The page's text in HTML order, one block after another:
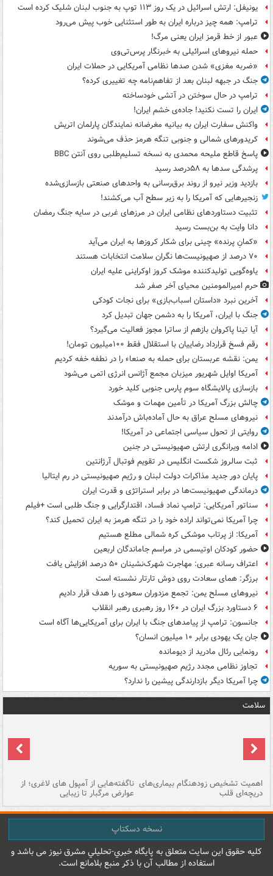
یونیفل: ارتش اسرائیل در یک روز ۱۱۳ توپ به جنوب لبنان شلیک کرده است
ترامپ: همه چیز درباره ایران به طور استثنایی خوب پیش می‌رود
عبور از خط قرمز ایران یعنی مرگ!
حمله نیروهای اسرائیلی به خبرنگار پرس‌تی‌وی
«ضربه مغزی» شدن صدها نظامی آمریکایی در حملات ایران
جنگ در جبهه لبنان بعد از تفاهم‌نامه چه تغییری کرده؟
ترامپ در حال سوختن در آتشی خودساخته
ایران را تست نکنید! جاده‌ی خشم ایران!
واکنش سفارت ایران به بیانیه مغرضانه نمایندگان پارلمان اتریش
کریدورهای شمالی و جنوبی تنگه هرمز حذف می‌شوند
پاسخ قاطع ملیحه محمدی به نسخه تسلیم‌طلبی روی آنتن BBC
پرشدگی سدها به ۵۸درصد رسید
بازدید وزیر نیرو از روند برق‌رسانی به واحدهای صنعتی بازسازی‌شده
زنجیرهایی که آمریکا را به زیر سطح آب می‌کشند!
تثبیت دستاوردهای نظامی ایران در مرزهای غربی در سایه جنگ رمضان
دانا وایت به بن‌بست رسید
«کمانِ پرنده» چینی برای شکار کروزها به ایران می‌آید
۷۰ درصد از صهیونیست‌ها نگران سلامت انتخابات هستند
یاوه‌گویی تولیدکننده موشک کروز اوکراینی علیه ایران
حرم امیرالمومنین محیای آخر صفر شد
آخرین نبرد «داستان اسباب‌بازی» برای نجات کودکی
جنگ با ایران، آمریکا را به دشمن جهان تبدیل کرد
آیا تینا پاکروان بازهم از ساترا مجوز فعالیت می‌گیرد؟
رقم فسخ قرارداد رضاییان با استقلال فقط ۱۰۰میلیون تومان!
یمن: نقشه عربستان برای حمله به صنعاء را در نطفه خفه کردیم
آمریکا اوایل شهریور میزبان مجمع آژانس انرژی اتمی می‌شود
بازسازی پالایشگاه سوم پارس جنوبی کلید خورد
چالش بزرگ آمریکا در تأمین مهمات و موشک
نیروهای مسلح عراق به حال آماده‌باش درآمدند
روایتی از تحول سیاسی اجتماعی در آمریکا!
ادامه ویرانگری ارتش صهیونیستی در جنین
ثبت سالروز شکست انگلیس در تقویم فوتبال آرژانتین
پایان دور جدید مذاکرات دولت لبنان و رژیم صهیونیستی در رم ایتالیا
درماندگی صهیونیست‌ها در برابر استراتژی و قدرت ایران
سناتور آمریکایی: ترامپ نماد فساد، اقتدارگرایی و جنگ طلبی است +فیلم
چرا آمریکا نمی‌تواند اراده خود را در تنگه هرمز به ایران تحمیل کند؟
آمریکا: از پرتاب موشکی کره شمالی مطلع هستیم
حضور کودکان اوتیسمی در مراسم جاماندگان اربعین
اعتراف رسانه عبری: مهاجرت شهرک‌نشینان ۵۰ درصد افزایش یافت
برزگر: همای سعادت روی دوش تارتار نشسته است
نیروهای مسلح یمن: تجمع مزدوران سعودی را هدف قرار دادیم
۶ دستاورد بزرگ ایران در ۱۶۰ روز رهبری رهبر انقلاب
جانسون: ترامپ از پیامدهای جنگ با ایران برای آمریکایی‌ها آگاه است
جان یک یهودی برابر ۱۰ میلیون انسان؟
رونمایی رئال مادرید از دیومانده
تجاوز نظامی مجدد رژیم صهیونیستی به سوریه
چرا آمریکا دیگر بازدارندگی پیشین را ندارد؟
سلامت
اهمیت تشخیص زودهنگام بیماری‌های
دریچه‌ای قلب
ناگفته‌هایی از آمپول های لاغری؛ از
عوارض مرگبار تا زیبایی
نسخه دسکتاپ
کليه حقوق اين سايت متعلق به پایگاه خبري-تحليلي مشرق نيوز می باشد و
استفاده از مطالب آن با ذکر منبع بلامانع است.